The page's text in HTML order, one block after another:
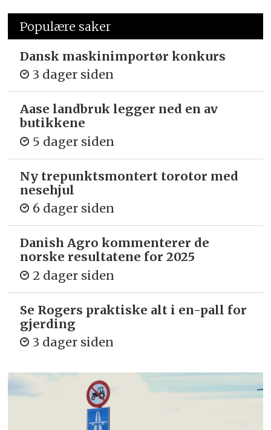
Populære saker
Dansk maskinimportør konkurs
3 dager siden
Aase landbruk legger ned en av
butikkene
5 dager siden
Ny trepunkts­montert torotor med
nesehjul
6 dager siden
Danish Agro kommenterer de
norske resultatene for 2025
2 dager siden
Se Rogers praktiske alt i en-pall for
gjerding
3 dager siden